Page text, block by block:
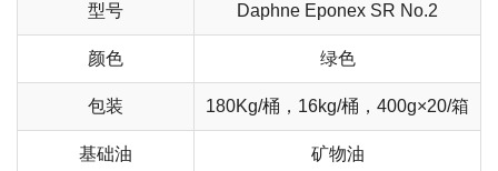
型号 Daphne Eponex SR No.2
颜色 绿色
包装 180Kg/桶，16kg/桶，400g×20/箱
基础油 矿物油